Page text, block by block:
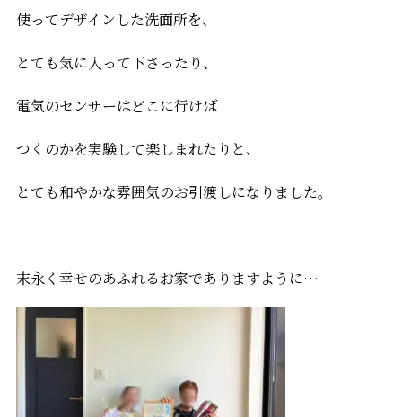
使ってデザインした洗面所を、
とても気に入って下さったり、
電気のセンサーはどこに行けば
つくのかを実験して楽しまれたりと、
とても和やかな雰囲気のお引渡しになりました。
末永く幸せのあふれるお家でありますように…